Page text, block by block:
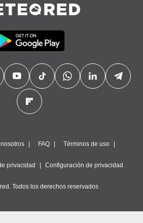
FAQ Términos de uso
privacidad Configuración de privacidad
Todos los derechos reservados